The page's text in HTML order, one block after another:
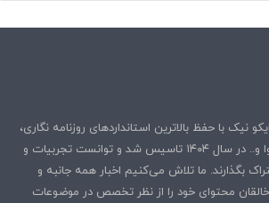
نیک با حفظ بالاترین استانداردهای روزنامه نگاری،
تعهد اخلاقی، تولید محتوا و.. در سال ۱۴۰۴ تاسیس شد و توانست تجربیات و
بگذارند. ما تلاش می‌کنیم اخبار همه جانبه و
خالقان محتوای خود را از نظر تخصص در موضوعات